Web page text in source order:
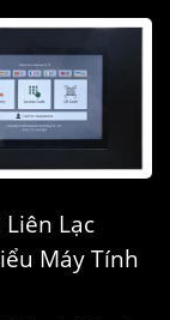
Lạc
Máy Tính